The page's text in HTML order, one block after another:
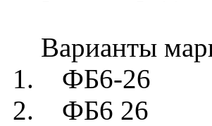
Варианты
1. ФБ6-26
2. ФБ6 26